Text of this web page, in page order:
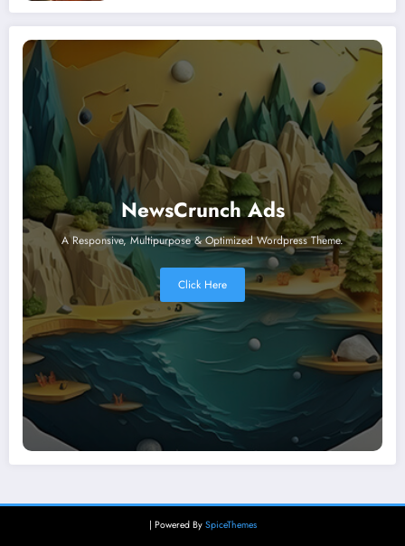
NewsCrunch Ads
A Responsive, Multipurpose & Optimized Wordpress Theme.
Click Here
| Powered By SpiceThemes